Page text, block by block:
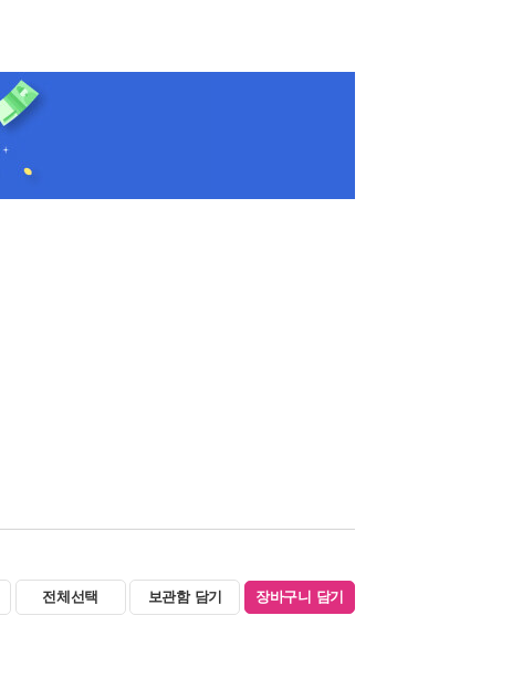
전체선택 보관함 담기 장바구니 담기